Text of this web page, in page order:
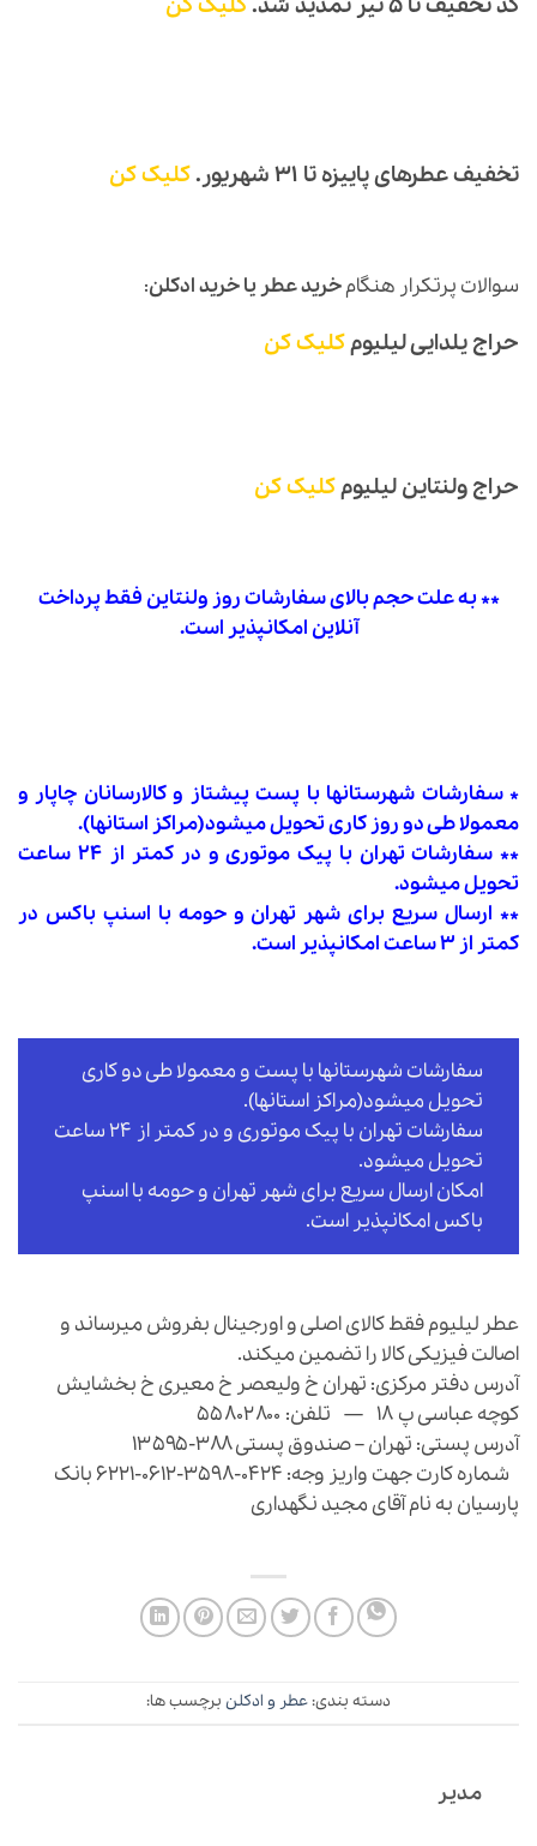
کد تخفیف تا ۵ تیر تمدید شد. کلیک کن
تخفیف عطرهای پاییزه تا ۳۱ شهریور. کلیک کن
سوالات پرتکرار هنگامخرید عطر یا خرید ادکلن:
حراج یلدایی لیلیومکلیک کن
حراج ولنتاین لیلیومکلیک کن
** به علت حجم بالای سفارشات روز ولنتاین فقط پرداخت
آنلاین امکانپذیر است.
* سفارشات شهرستانها با پست پیشتاز و کالارسانان چاپار و
معمولا طی دو روز کاری تحویل میشود(مراکز استانها).
** سفارشات تهران با پیک موتوری و در کمتر از ۲۴ ساعت
تحویل میشود.
** ارسال سریع برای شهر تهران و حومه با اسنپ باکس در
کمتر از ۳ ساعت امکانپذیر است.
سفارشات شهرستانها با پست و معمولا طی دو کاری
تحویل میشود(مراکز استانها).
سفارشات تهران با پیک موتوری و در کمتر از ۲۴ ساعت
تحویل میشود.
امکان ارسال سریع برای شهر تهران و حومه با اسنپ
باکس امکانپذیر است.
عطر لیلیوم فقط کالای اصلی و اورجینال بفروش میرساند و
اصالت فیزیکی کالا را تضمین میکند.
آدرس دفتر مرکزی: تهران خ ولیعصر خ معیری خ بخشایش
کوچه عباسی پ ۱۸ — تلفن: ۵۵۸۰۲۸۰۰
آدرس پستی: تهران – صندوق پستی ۳۸۸-۱۳۵۹۵
شماره کارت جهت واریز وجه: 0424-3598-0612-6221 بانک
پارسیان به نام آقای مجید نگهداری
دسته بندی:عطر و ادکلن برچسب ها:
مدیر